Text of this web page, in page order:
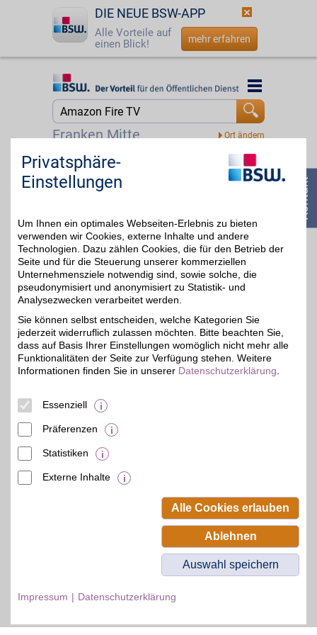
DIE NEUE BSW-APP
Alle Vorteile auf
einen Blick!
mehr erfahren
Startseite
☎ 0800 - 279 25 82
Franken Mitte
Startseite
DAZN Gutschein
bis zu 20€
DAZN
Mit dem Livesport-
Streamingdienst über
8.000
Sportübertragungen pro
Jahr erleben: von zu
Hause, unterwegs,
zeitversetzt oder im
Rückblick. Jetzt das
umfangreiche
Sportangebot genießen
und BSW-Vorteil sichern.
© BSW Verbraucher-Service
Alle Rechte vorbehalten.
Privatsphäre-
Einstellungen
Um Ihnen ein optimales Webseiten-Erlebnis zu bieten
verwenden wir Cookies, externe Inhalte und andere
Technologien. Dazu zählen Cookies, die für den Betrieb der
Seite und für die Steuerung unserer kommerziellen
Unternehmensziele notwendig sind, sowie solche, die
pseudonymisiert und anonymisiert zu Statistik- und
Analysezwecken verarbeitet werden.
Sie können selbst entscheiden, welche Kategorien Sie
jederzeit widerruflich zulassen möchten. Bitte beachten Sie,
dass auf Basis Ihrer Einstellungen womöglich nicht mehr alle
Funktionalitäten der Seite zur Verfügung stehen. Weitere
Informationen finden Sie in unserer Datenschutzerklärung
Essenziell
Präferenzen
Statistiken
Externe Inhalte
Alle Cookies erlauben
Ablehnen
Auswahl speichern
Impressum Datenschutzerklärung